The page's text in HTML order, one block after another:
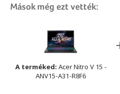
Mások még ezt vették:
A terméked: Acer Nitro V 15 -
ANV15-A31-R8F6